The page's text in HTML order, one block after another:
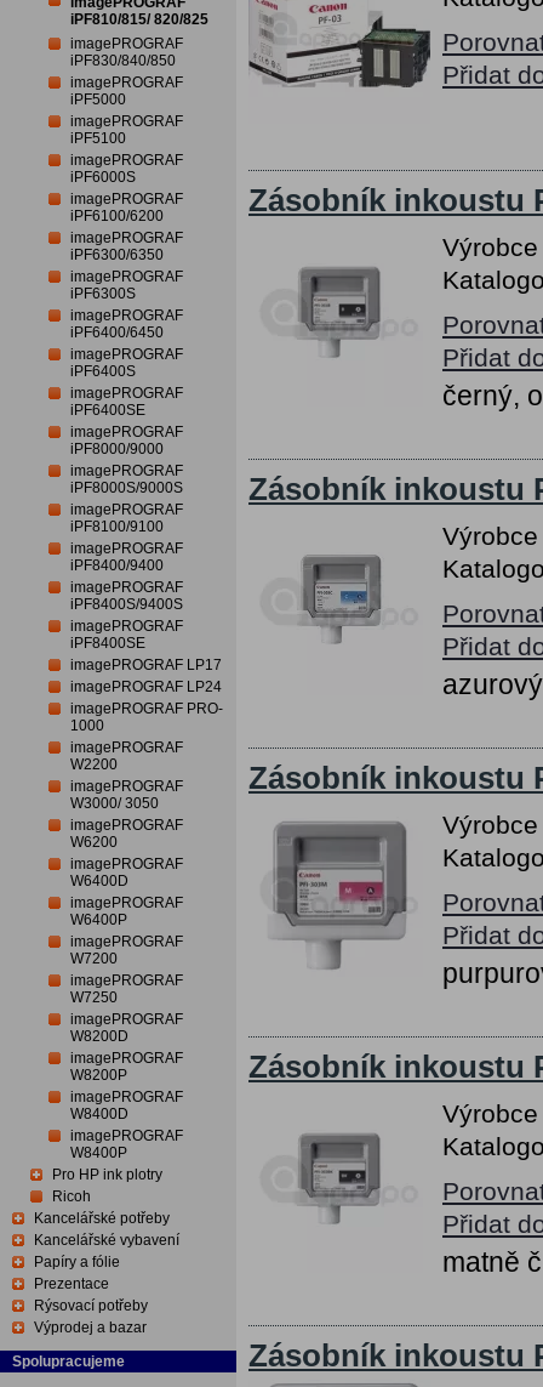
iPF810/815/ 820/825
imagePROGRAF
iPF830/840/850
imagePROGRAF
iPF5000
imagePROGRAF
iPF5100
imagePROGRAF
iPF6000S
imagePROGRAF
iPF6100/6200
imagePROGRAF
iPF6300/6350
imagePROGRAF
iPF6300S
imagePROGRAF
iPF6400/6450
imagePROGRAF
iPF6400S
imagePROGRAF
iPF6400SE
imagePROGRAF
iPF8000/9000
imagePROGRAF
iPF8000S/9000S
imagePROGRAF
iPF8100/9100
imagePROGRAF
iPF8400/9400
imagePROGRAF
iPF8400S/9400S
imagePROGRAF
iPF8400SE
imagePROGRAF LP17
imagePROGRAF LP24
imagePROGRAF PRO-
1000
imagePROGRAF
W2200
imagePROGRAF
W3000/ 3050
imagePROGRAF
W6200
imagePROGRAF
W6400D
imagePROGRAF
W6400P
imagePROGRAF
W7200
imagePROGRAF
W7250
imagePROGRAF
W8200D
imagePROGRAF
W8200P
imagePROGRAF
W8400D
imagePROGRAF
W8400P
Pro HP ink plotry
Ricoh
Kancelářské potřeby
Kancelářské vybavení
Papíry a fólie
Prezentace
Rýsovací potřeby
Výprodej a bazar
Spolupracujeme
Přidat
Zásobník inkoustu
Přidat
černý,
Zásobník inkoustu
Přidat
Zásobník inkoustu
Přidat
Zásobník inkoustu
Přidat
matně
Zásobník inkoustu